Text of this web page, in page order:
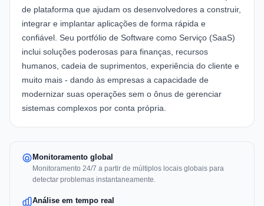
de plataforma que ajudam os desenvolvedores a construir,
integrar e implantar aplicações de forma rápida e
confiável. Seu portfólio de Software como Serviço (SaaS)
inclui soluções poderosas para finanças, recursos
humanos, cadeia de suprimentos, experiência do cliente e
muito mais - dando às empresas a capacidade de
modernizar suas operações sem o ônus de gerenciar
sistemas complexos por conta própria.
Monitoramento global
Monitoramento 24/7 a partir de múltiplos locais globais para
detectar problemas instantaneamente.
Análise em tempo real